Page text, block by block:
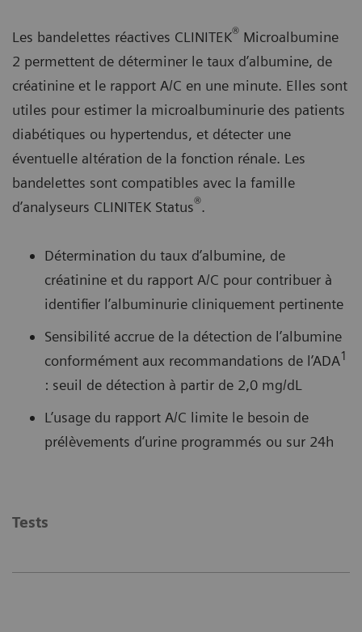
Les bandelettes réactives CLINITEK® Microalbumine
2 permettent de déterminer le taux d’albumine, de
créatinine et le rapport A/C en une minute. Elles sont
utiles pour estimer la microalbuminurie des patients
diabétiques ou hypertendus, et détecter une
éventuelle altération de la fonction rénale. Les
bandelettes sont compatibles avec la famille
d’analyseurs CLINITEK Status®.
Détermination du taux d’albumine, de
créatinine et du rapport A/C pour contribuer à
identifier l’albuminurie cliniquement pertinente
Sensibilité accrue de la détection de l’albumine
conformément aux recommandations de l’ADA1
: seuil de détection à partir de 2,0 mg/dL
L’usage du rapport A/C limite le besoin de
prélèvements d’urine programmés ou sur 24h
Tests